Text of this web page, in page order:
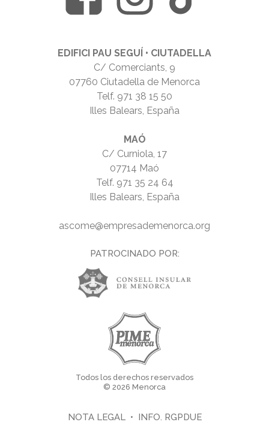
EDIFICI PAU SEGUÍ • CIUTADELLA
C/ Comerciants, 9
07760 Ciutadella de Menorca
Telf. 971 38 15 50
Illes Balears, España
MAÓ
C/ Curniola, 17
07714 Maó
Telf. 971 35 24 64
Illes Balears, España
ascome@empresademenorca.org
PATROCINADO POR:
Todos los derechos reservados
© 2026 Menorca
NOTA LEGAL• INFO. RGPDUE